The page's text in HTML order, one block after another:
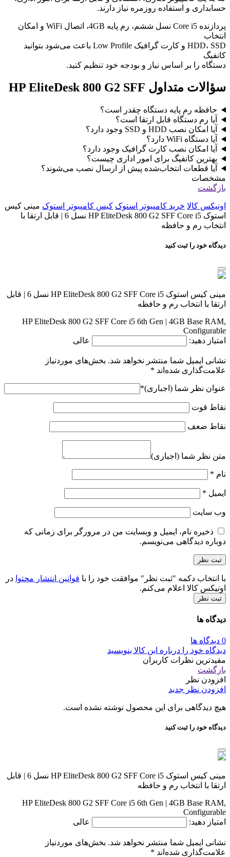
حسابداری و استفاده روزمره نیاز دارند.
پردازنده Core i5 نسل ششم، رم پایه 4GB، اتصال WiFi و امکان
انتخاب
HDD، SSD و کارت گرافیک Low Profile باعث می‌شود بتوانید
کانفیگ
دستگاه را بر اساس نیاز و بودجه خود تنظیم کنید.
سؤالات متداول HP EliteDesk 800 G2 SFF
حافظه رم پایه دستگاه چقدر است؟
آیا رم دستگاه قابل ارتقا است؟
آیا امکان نصب HDD و SSD وجود دارد؟
آیا دستگاه WiFi دارد؟
آیا امکان نصب کارت گرافیک وجود دارد؟
بهترین کانفیگ برای امور اداری چیست؟
آیا قطعات انتخاب‌شده پیش از ارسال نصب می‌شوند؟
مشخصات
بازگشت
اونیکس کالا خرید کامپیوتر استوک کیس کامپیوتر استوک مینی کیس
استوک HP EliteDesk 800 G2 SFF Core i5 نسل 6 | قابل ارتقا با
انتخاب رم و حافظه
دیدگاه خود را ثبت کنید
مینی کیس استوک HP EliteDesk 800 G2 SFF Core i5 نسل 6 | قابل
ارتقا با انتخاب رم و حافظه
HP EliteDesk 800 G2 SFF Core i5 6th Gen | 4GB Base RAM,
Configurable
امتیاز دهید:
عالی
نشانی ایمیل شما منتشر نخواهد شد. بخش‌های موردنیاز
علامت‌گذاری شده‌اند *
عنوان نظر شما (اجباری)*
نقاط قوت
نقاط ضعف
متن نظر شما (اجباری)
نام *
ایمیل *
وب‌ سایت
ذخیره نام، ایمیل و وبسایت من در مرورگر برای زمانی که
دوباره دیدگاهی می‌نویسم.
با انتخاب دکمه "ثبت نظر" موافقت خود را با قوانین انتشار محتوا در
اونیکس کالا اعلام می‌کنم.
ثبت نظر
دیدگاه ها
0 دیدگاه ها
دیدگاه خود را درباره این کالا بنویسید
مفیدترین نظرات کاربران
بازگشت
افزودن نظر
افزودن نظر جدید
هیچ دیدگاهی برای این محصول نوشته نشده است.
دیدگاه خود را ثبت کنید
مینی کیس استوک HP EliteDesk 800 G2 SFF Core i5 نسل 6 | قابل
ارتقا با انتخاب رم و حافظه
HP EliteDesk 800 G2 SFF Core i5 6th Gen | 4GB Base RAM,
Configurable
امتیاز دهید:
عالی
نشانی ایمیل شما منتشر نخواهد شد. بخش‌های موردنیاز
علامت‌گذاری شده‌اند *